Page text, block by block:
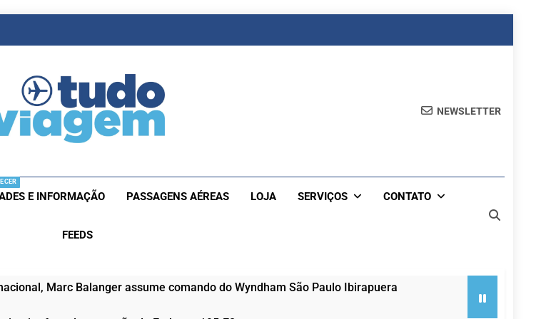
NEWSLETTER
E INFORMAÇÃO PASSAGENS AÉREAS LOJA SERVIÇOS CONTATO
FEEDS
Marc Balanger assume comando do Wyndham São Paulo Ibirapuera